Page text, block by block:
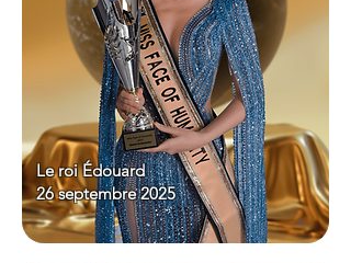
Le roi Édouard
26 septembre 2025